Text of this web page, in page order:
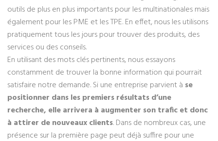
outils de plus en plus importants pour les multinationales mais
également pour les PME et les TPE. En effet, nous les utilisons
pratiquement tous les jours pour trouver des produits, des
services ou des conseils.
En utilisant des mots clés pertinents, nous essayons
constamment de trouver la bonne information qui pourrait
satisfaire notre demande. Si une entreprise parvient à se
positionner dans les premiers résultats d’une
recherche, elle arrivera à augmenter son trafic et donc
à attirer de nouveaux clients. Dans de nombreux cas, une
présence sur la première page peut déjà suffire pour une